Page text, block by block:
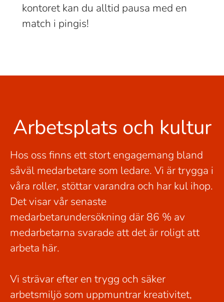
kontoret kan du alltid pausa med en
match i pingis!
Arbetsplats och kultur
Hos oss finns ett stort engagemang bland
såväl medarbetare som ledare. Vi är trygga i
våra roller, stöttar varandra och har kul ihop.
Det visar vår senaste
medarbetarundersökning där 86 % av
medarbetarna svarade att det är roligt att
arbeta här.
Vi strävar efter en trygg och säker
arbetsmiljö som uppmuntrar kreativitet,